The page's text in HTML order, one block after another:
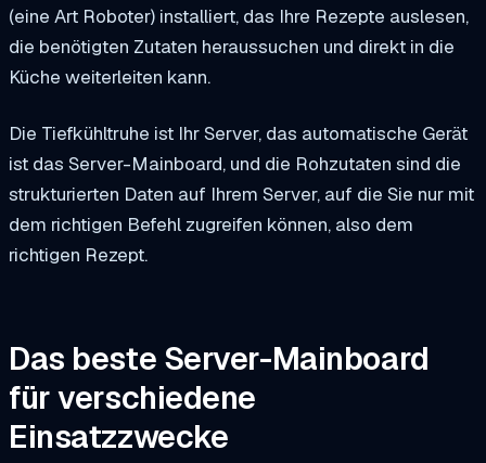
(eine Art Roboter) installiert, das Ihre Rezepte auslesen,
die benötigten Zutaten heraussuchen und direkt in die
Küche weiterleiten kann.
Die Tiefkühltruhe ist Ihr Server, das automatische Gerät
ist das Server-Mainboard, und die Rohzutaten sind die
strukturierten Daten auf Ihrem Server, auf die Sie nur mit
dem richtigen Befehl zugreifen können, also dem
richtigen Rezept.
Das beste Server-Mainboard
für verschiedene
Einsatzzwecke